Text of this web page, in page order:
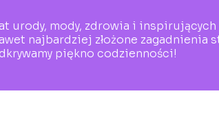
urody, mody, zdrowia i
najbardziej złożone zagadnienia
piękno codzienności!